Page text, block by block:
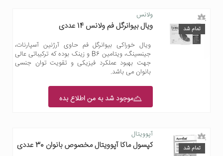
تمام شد
ولانس
ویال بیوانرگل فم ولانس 14 عددی
ویال خوراکی بیوانرگل فم حاوی آرژنین آسپارنات،
جینسینگ، ویتامین B6 و زینک بوده که ترکیباتی عالی
جهت بهبود عملکرد فیزیکی و تقویت توان جنسی
بانوان می باشد.
موجود شد به من اطلاع بده
تمام شد
آپوویتال
کپسول ماکا آپوویتال مخصوص بانوان 30 عددی